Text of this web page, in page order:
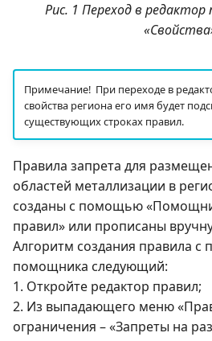
Рис. 1 Переход в редактор
Примечание! При переходе в
свойства региона его имя будет
существующих строках правил.
Правила запрета для
областей металлизации в
созданы с помощью
правил» или прописаны
Алгоритм создания правила
помощника следующий:
1. Откройте редактор правил;
2. Из выпадающего меню
ограничения – «Запреты на